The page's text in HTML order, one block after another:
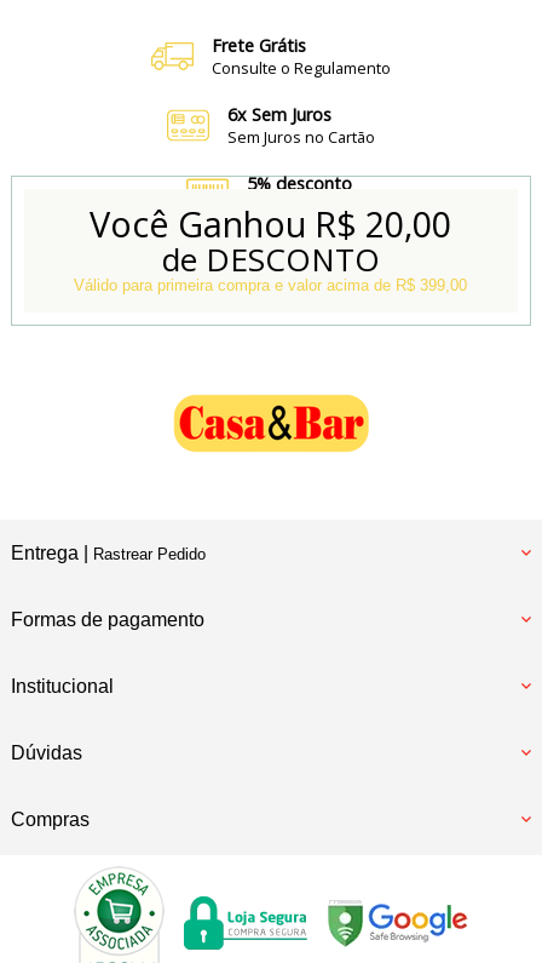
Frete Grátis
Consulte o Regulamento
6x Sem Juros
Sem Juros no Cartão
5% desconto
no Boleto e Pix
Conheça também
Nossa Loja Física
Você Ganhou R$ 20,00
de DESCONTO
Válido para primeira compra e valor acima de R$ 399,00
Entrega | Rastrear Pedido
Formas de pagamento
Institucional
Dúvidas
Compras